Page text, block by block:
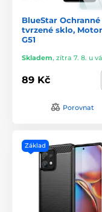
BlueStar Ochranné
tvrzené sklo,
G51
Skladem, zítra 7. 8. u
89 Kč
Porovnat
Základ